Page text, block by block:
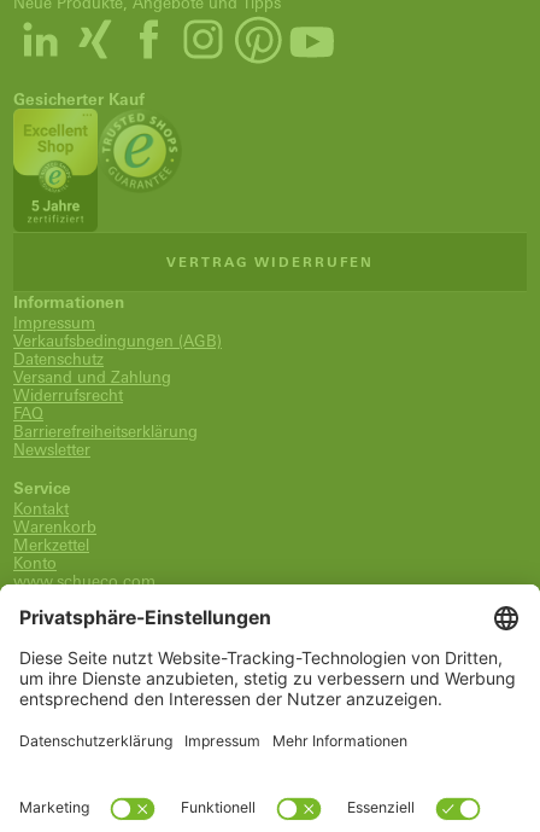
Gesicherter Kauf
VERTRAG WIDERRUFEN
Informationen
Impressum
Verkaufsbedingungen (AGB)
Datenschutz
Versand und Zahlung
Widerrufsrecht
FAQ
Barrierefreiheitserklärung
Newsletter
Service
Kontakt
Warenkorb
Merkzettel
Konto
www.schueco.com
0800-400-4007
kostenlos aus dem dt. Festnetz
Unsere Marken
Alle Marken
Schüco International KG
Kategorien